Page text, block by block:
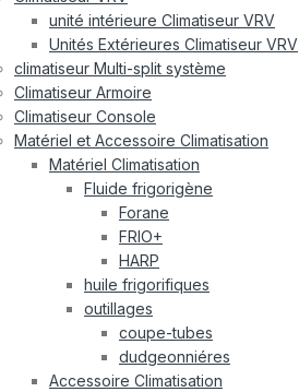
unité intérieure Climatiseur VRV
Unités Extérieures Climatiseur VRV
climatiseur Multi-split système
Climatiseur Armoire
Climatiseur Console
Matériel et Accessoire Climatisation
Matériel Climatisation
Fluide frigorigène
Forane
FRIO+
HARP
huile frigorifiques
outillages
coupe-tubes
dudgeonniéres
Accessoire Climatisation